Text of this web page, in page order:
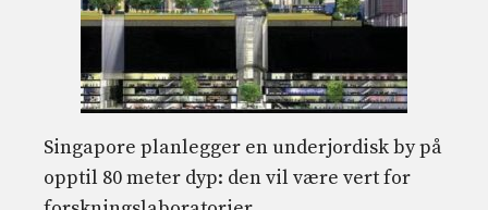
Singapore planlegger en underjordisk by på
opptil 80 meter dyp: den vil være vert for